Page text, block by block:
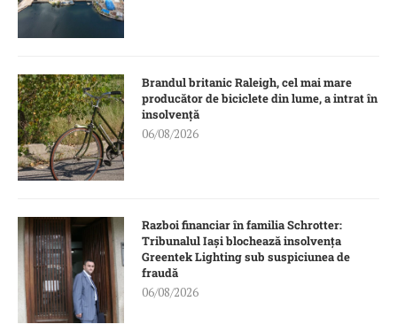
Brandul britanic Raleigh, cel mai mare
producător de biciclete din lume, a intrat în
insolvență
06/08/2026
Razboi financiar în familia Schrotter:
Tribunalul Iași blochează insolvența
Greentek Lighting sub suspiciunea de
fraudă
06/08/2026